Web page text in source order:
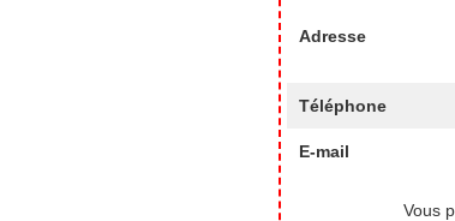
Adresse
Téléphone
E-mail
Vous